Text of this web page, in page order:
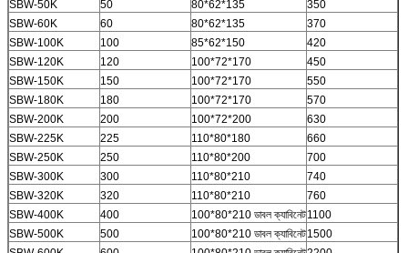
SBW-50K
50 80*62*135
350
SBW-60K
60 80*62*135
370
SBW-100K
100 85*62*150
420
SBW-120K
120 100*72*170
450
SBW-150K
150 100*72*170
550
SBW-180K
180 100*72*170
570
SBW-200K
200 100*72*200
630
SBW-225K
225 110*80*180
660
SBW-250K
250 110*80*200
700
SBW-300K
300 110*80*210
740
SBW-320K
320 110*80*210
760
SBW-400K
400 100*80*210 ডাবল ক্যাবিনেট1100
SBW-500K
500 100*80*210 ডাবল ক্যাবিনেট1500